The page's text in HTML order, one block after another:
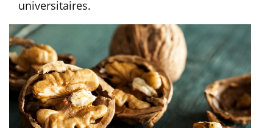
universitaires.